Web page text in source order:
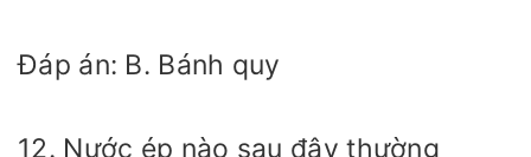
Đáp án: B. Bánh quy
12. Nước ép nào sau đây thường